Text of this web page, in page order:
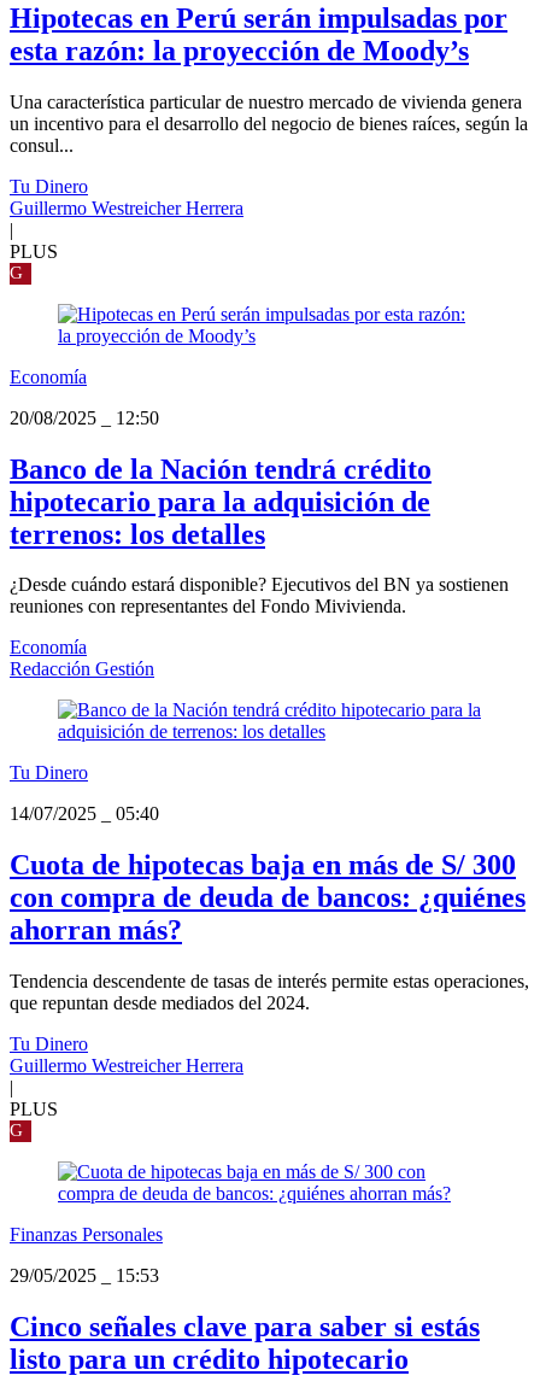
Hipotecas en Perú serán impulsadas por
esta razón: la proyección de Moody’s
Una característica particular de nuestro mercado de vivienda genera
un incentivo para el desarrollo del negocio de bienes raíces, según la
consul...
Tu Dinero
Guillermo Westreicher Herrera
|
PLUS
G
Economía
20/08/2025
12:50
Banco de la Nación tendrá crédito
hipotecario para la adquisición de
terrenos: los detalles
¿Desde cuándo estará disponible? Ejecutivos del BN ya sostienen
reuniones con representantes del Fondo Mivivienda.
Economía
Redacción Gestión
Tu Dinero
14/07/2025
05:40
Cuota de hipotecas baja en más de S/ 300
con compra de deuda de bancos: ¿quiénes
ahorran más?
Tendencia descendente de tasas de interés permite estas operaciones,
que repuntan desde mediados del 2024.
Tu Dinero
Guillermo Westreicher Herrera
|
PLUS
G
Finanzas Personales
29/05/2025
15:53
Cinco señales clave para saber si estás
listo para un crédito hipotecario